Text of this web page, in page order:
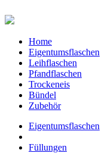
Home
Eigentumsflaschen
Leihflaschen
Pfandflaschen
Trockeneis
Bündel
Zubehör
Eigentumsflaschen
Füllungen